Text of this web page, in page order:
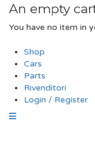
An empty
You have no item in
Shop
Cars
Parts
Rivenditori
Login / Register